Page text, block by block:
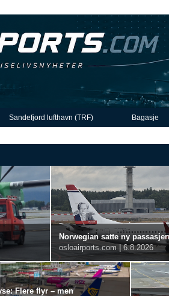
Sandefjord lufthavn (TRF) Bagasje
Norwegian satte ny
osloairports.com
6.8.2026
Flere flyr – men